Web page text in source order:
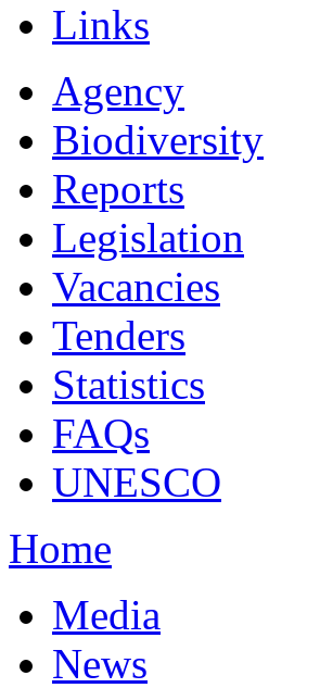
Links
Agency
Biodiversity
Reports
Legislation
Vacancies
Tenders
Statistics
FAQs
UNESCO
Home
Media
News